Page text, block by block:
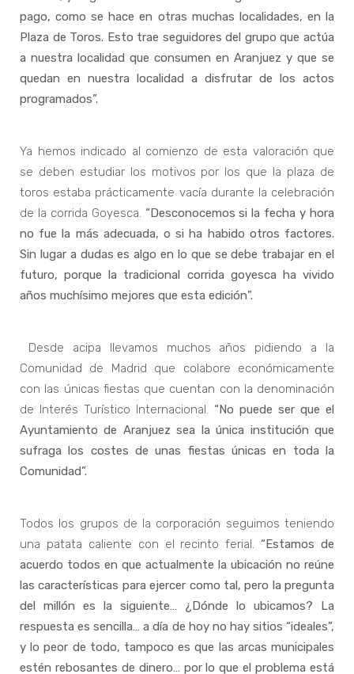
pago, como se hace en otras muchas localidades, en la
Plaza de Toros. Esto trae seguidores del grupo que actúa
a nuestra localidad que consumen en Aranjuez y que se
quedan en nuestra localidad a disfrutar de los actos
programados”.
Ya hemos indicado al comienzo de esta valoración que
se deben estudiar los motivos por los que la plaza de
toros estaba prácticamente vacía durante la celebración
de la corrida Goyesca. “Desconocemos si la fecha y hora
no fue la más adecuada, o si ha habido otros factores.
Sin lugar a dudas es algo en lo que se debe trabajar en el
futuro, porque la tradicional corrida goyesca ha vivido
años muchísimo mejores que esta edición”.
Desde acipa llevamos muchos años pidiendo a la
Comunidad de Madrid que colabore económicamente
con las únicas fiestas que cuentan con la denominación
de Interés Turístico Internacional. “No puede ser que el
Ayuntamiento de Aranjuez sea la única institución que
sufraga los costes de unas fiestas únicas en toda la
Comunidad”.
Todos los grupos de la corporación seguimos teniendo
una patata caliente con el recinto ferial. “Estamos de
acuerdo todos en que actualmente la ubicación no reúne
las características para ejercer como tal, pero la pregunta
del millón es la siguiente… ¿Dónde lo ubicamos? La
respuesta es sencilla… a día de hoy no hay sitios “ideales”,
y lo peor de todo, tampoco es que las arcas municipales
estén rebosantes de dinero… por lo que el problema está